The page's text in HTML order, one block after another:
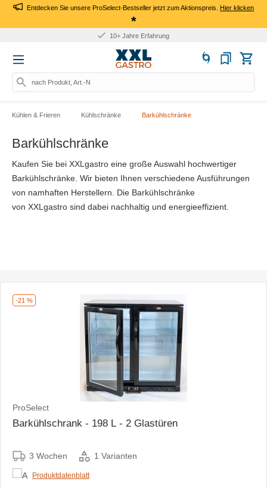
Entdecken Sie unsere ProSelect-Bestseller jetzt zum Aktionspreis.Hier klicken
*
Für Firmen: Kauf auf Rechnung
nach Produkt, Art.-Nr., Marke
Kühlen & Frieren Kühlschränke Barkühlschränke
Barkühlschränke
Kaufen Sie bei XXLgastro eine große Auswahl hochwertiger
Barkühlschränke. Wir bieten Ihnen verschiedene Ausführungen
von namhaften Herstellern. Die Barkühlschränke
von XXLgastro sind dabei nachhaltig und energieeffizient.
-21 %
ProSelect
Barkühlschrank - 198 L - 2 Glastüren
3 Wochen 1 Varianten
Produktdatenblatt